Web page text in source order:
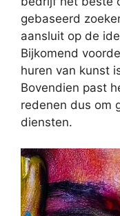
gebaseerd
aansluit op de
Bijkomend
huren van kunst
Bovendien past
redenen dus om
diensten.